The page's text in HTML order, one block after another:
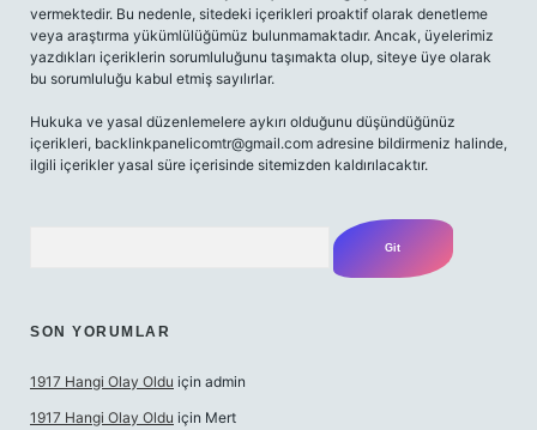
vermektedir. Bu nedenle, sitedeki içerikleri proaktif olarak denetleme
veya araştırma yükümlülüğümüz bulunmamaktadır. Ancak, üyelerimiz
yazdıkları içeriklerin sorumluluğunu taşımakta olup, siteye üye olarak
bu sorumluluğu kabul etmiş sayılırlar.
Hukuka ve yasal düzenlemelere aykırı olduğunu düşündüğünüz
içerikleri, backlinkpanelicomtr@gmail.com adresine bildirmeniz halinde,
ilgili içerikler yasal süre içerisinde sitemizden kaldırılacaktır.
SON YORUMLAR
1917 Hangi Olay Oldu için admin
1917 Hangi Olay Oldu için Mert